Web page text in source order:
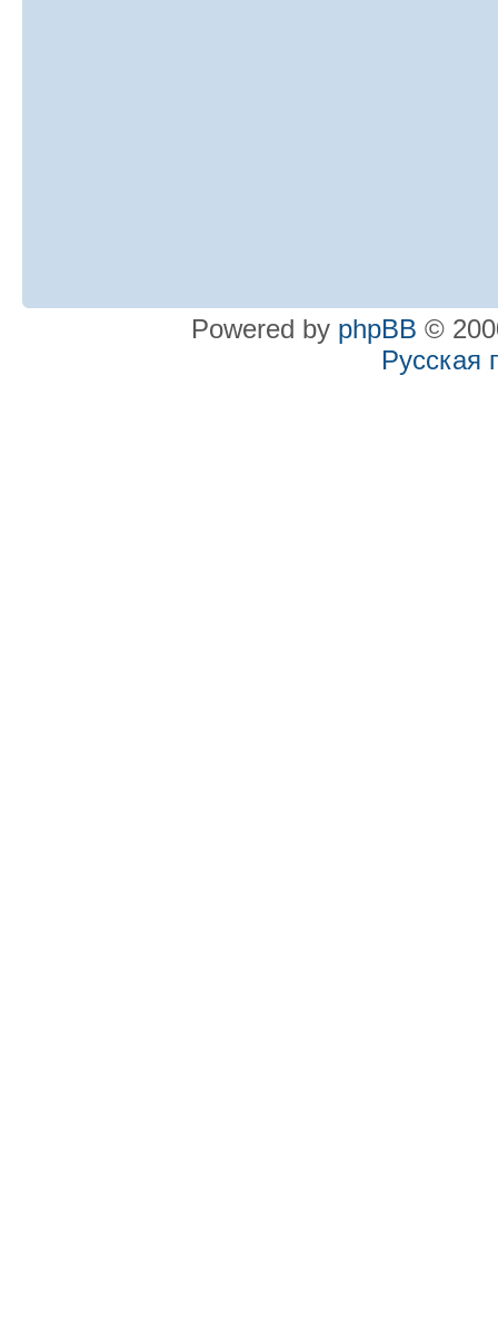
Powered by phpBB ©
Русская